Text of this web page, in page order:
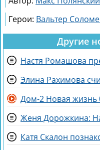
Герои: Вальтер
Другие
Дом-2 Новая жизнь